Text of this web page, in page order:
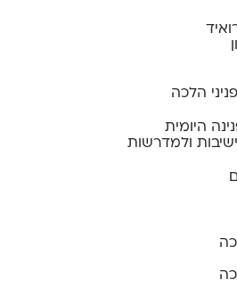
הלכה
היומית
ולמדרשות